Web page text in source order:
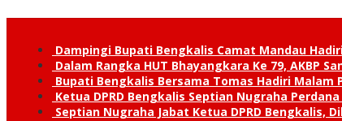
Dampingi Bupati Bengkalis Camat Mandau
Dalam Rangka HUT Bhayangkara Ke 79, AKBP
Bupati Bengkalis Bersama Tomas Hadiri Malam
Ketua DPRD Bengkalis Septian Nugraha
Septian Nugraha Jabat Ketua DPRD Bengkalis,